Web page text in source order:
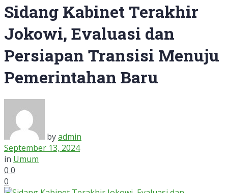
Sidang Kabinet Terakhir
Jokowi, Evaluasi dan
Persiapan Transisi Menuju
Pemerintahan Baru
byadmin
September 13, 2024
in Umum
0 0
0